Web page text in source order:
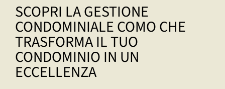
SCOPRI LA GESTIONE
CONDOMINIALE COMO CHE
TRASFORMA IL TUO
CONDOMINIO IN UN
ECCELLENZA